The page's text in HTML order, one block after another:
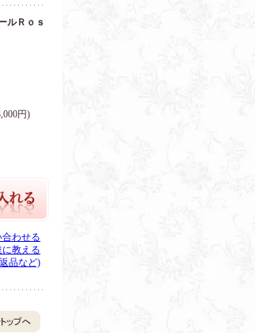
ルＲｏｓ
円)
わせる
教える
品など)